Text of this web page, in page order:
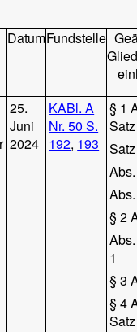
DatumFundstelle
25.
Juni
2024
KABl. A
Nr. 50 S.
192, 193
§ 1
§ 2
1
§ 3
§ 4